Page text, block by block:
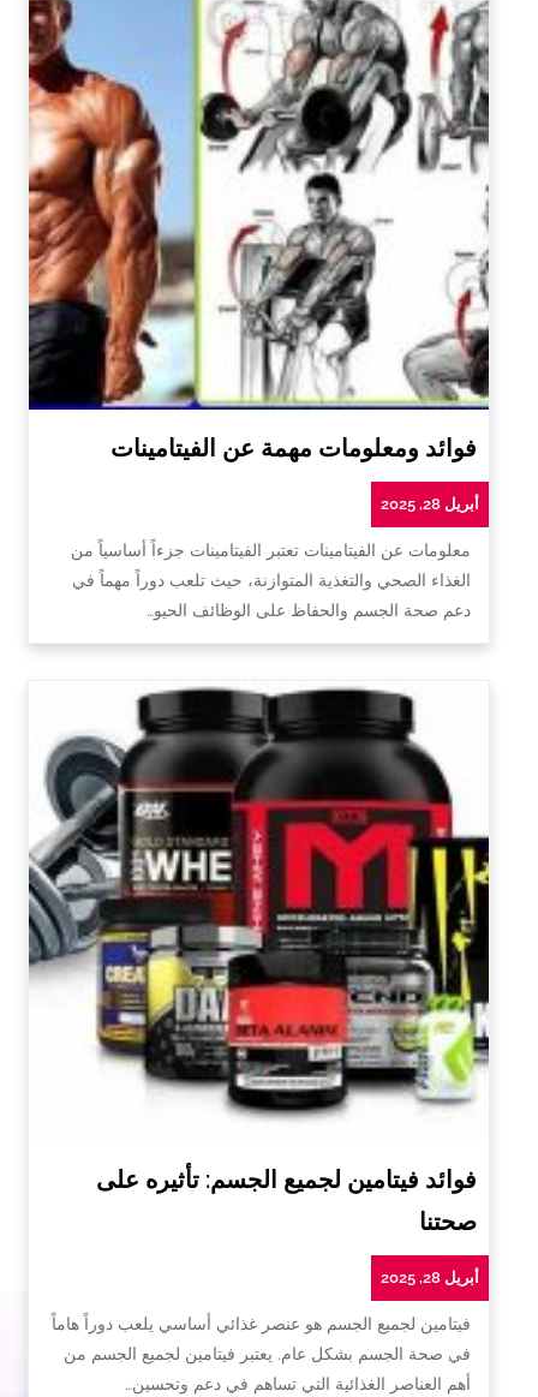
فوائد ومعلومات مهمة عن الفيتامينات
أبريل 28, 2025
معلومات عن الفيتامينات تعتبر الفيتامينات جزءاً أساسياً من
الغذاء الصحي والتغذية المتوازنة، حيث تلعب دوراً مهماً في
دعم صحة الجسم والحفاظ على الوظائف الحيو…
فوائد فيتامين لجميع الجسم: تأثيره على
صحتنا
أبريل 28, 2025
فيتامين لجميع الجسم هو عنصر غذائي أساسي يلعب دوراً هاماً
في صحة الجسم بشكل عام. يعتبر فيتامين لجميع الجسم من
أهم العناصر الغذائية التي تساهم في دعم وتحسين…